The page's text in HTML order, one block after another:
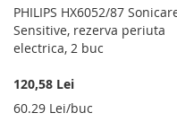
PHILIPS HX6052/87
Sensitive, rezerva periuta
electrica, 2 buc
120,58 Lei
60.29 Lei/buc